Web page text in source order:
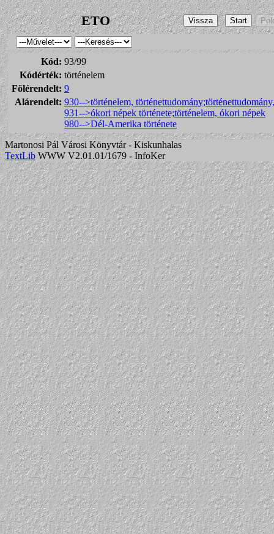
ETO
Kód: 93/99
Kódérték: történelem
Fölérendelt: 9
Alárendelt: 930-->történelem,
931-->ókori népek története;történelem, ókori népek
980-->Dél-Amerika története
Martonosi Pál Városi Könyvtár - Kiskunhalas
TextLib WWW V2.01.01/1679 - InfoKer